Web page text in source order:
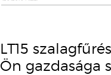
LT15
Ön gazdasága